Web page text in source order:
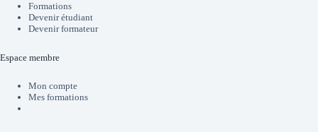
Formations
Devenir étudiant
Devenir formateur
Espace membre
Mon compte
Mes formations